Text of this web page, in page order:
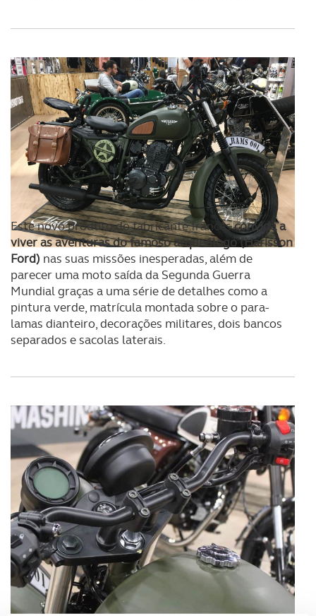
Este novo produto do fabricante francêsconvida a
viver as aventuras do famoso arqueólogo (Harisson
Ford) nas suas missões inesperadas, além de
parecer uma moto saída da Segunda Guerra
Mundial graças a uma série de detalhes como a
pintura verde, matrícula montada sobre o para-
lamas dianteiro, decorações militares, dois bancos
separados e sacolas laterais.